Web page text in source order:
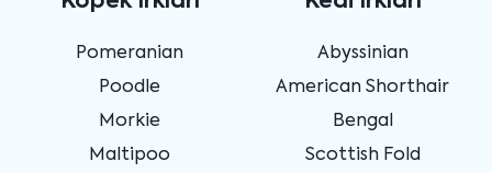
Pomeranian
Poodle
Morkie
Maltipoo
Abyssinian
American Shorthair
Bengal
Scottish Fold